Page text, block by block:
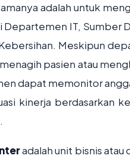
adalah untuk
IT, Sumber
Meskipun
pasien atau
dapat memonitor
kinerja berdasarkan
adalah unit bisnis